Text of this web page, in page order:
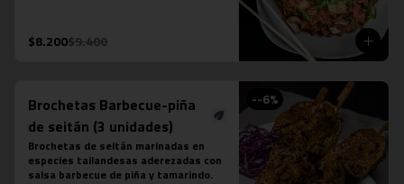
contiene salsa de ostra ni salsa de
pescado.
$8.200$9.400
--6%
Brochetas Barbecue-piña
de seitán (3 unidades)
Brochetas de seitán marinadas en
especies tailandesas aderezadas con
salsa barbecue de piña y tamarindo.